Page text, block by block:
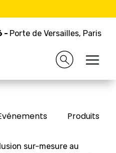
- Porte de Versailles, Paris
- Porte de Versailles, Paris
Produits/
sur-mesure au